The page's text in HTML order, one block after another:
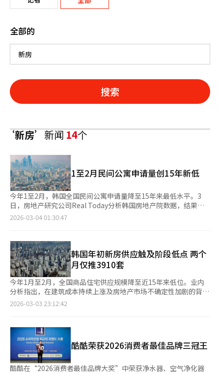
全部的
搜索
‘新房’新闻14个
1至2月民间公寓申请量创15年新低
今年1至2月，韩国全国民间公寓申请量降至15年来最低水平。3
日，房地产研究公司Real Today分析韩国房地产院数据，结果显
示，今年1至2月民间公寓申请量为3910户。与去年同期的5416户
京畿道占1812户，占总量的46.3%。其次是仁川656户、大田341
户、釜山304户。首尔仅有151户。大邱、世宗、江原、庆北、忠
南、忠北等地在1至2月没有民间公寓申请计划。年初供应减少可能
导致上半年申请市场竞争加剧。业内人士指出，若年度供应计划延
迟，可能影响未来市场供需，尤其是在首尔和部分大城市，新房供
应受限可能导致需求转向现有住房市场。※ 本报道经人工智能
（AI）系统翻译与编辑。
2026-03-04 01:30:47
韩国年初新房供应触及阶段低点 两个
月仅推3910套
今年1月至2月，全国商品住宅供应规模降至近15年来低位。业内
分析指出，在建筑成本持续上涨及房地产市场不确定性加剧的背景
下，年初新房供应节奏明显放缓。 房地产研究机构Real Today于3
27.8%；与供应相对活跃的2024年同期（1.758万套）相比，降幅
达77.8%。 从历史数据来看，这是该机构自2010年开展相关统计
以来的第二低水平，仅高于2011年同期的3864套，显示今年年初
供应规模已接近阶段性低点。 业内分析指出，随着建筑材料价格
及人工成本持续攀升，加之市场预期趋于保守，开发企业在项目推
2026-03-03 23:12:42
酷酷荣获2026消费者最佳品牌三冠王
酷酷在“2026消费者最佳品牌大奖”中荣获净水器、空气净化器